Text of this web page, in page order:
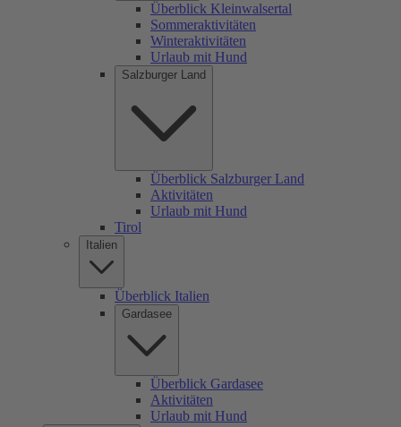
Überblick Kleinwalsertal
Sommeraktivitäten
Winteraktivitäten
Urlaub mit Hund
Salzburger Land
Überblick Salzburger Land
Aktivitäten
Urlaub mit Hund
Tirol
Italien
Überblick Italien
Gardasee
Überblick Gardasee
Aktivitäten
Urlaub mit Hund